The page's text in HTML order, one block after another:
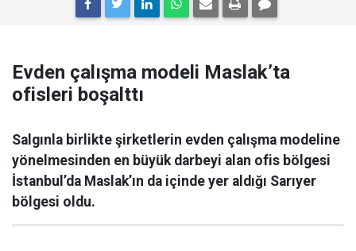
Evden çalışma modeli Maslak’ta
ofisleri boşalttı
Salgınla birlikte şirketlerin evden çalışma modeline
yönelmesinden en büyük darbeyi alan ofis bölgesi
İstanbul’da Maslak’ın da içinde yer aldığı Sarıyer
bölgesi oldu.